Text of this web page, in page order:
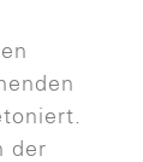
der